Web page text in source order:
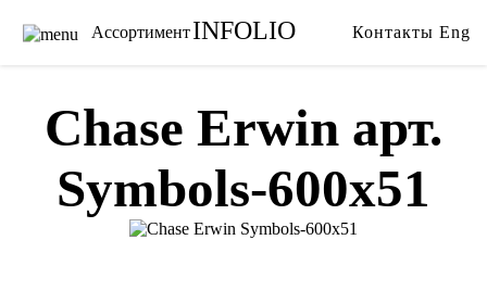
Каталог
Бренды
Услуги
О нас
Ассортимент
Карнизы
Тримминги
Постельное белье
INFOLIO Контакты Eng
Chase Erwin арт.
Symbols-600x51